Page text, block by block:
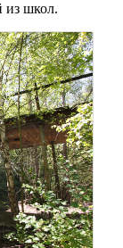
из школ.